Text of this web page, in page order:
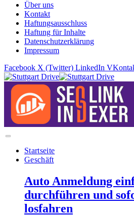
Über uns
Kontakt
Haftungsausschluss
Haftung für Inhalte
Datenschutzerklärung
Impressum
Facebook X (Twitter) LinkedIn
Startseite
Geschäft
Auto Anmeldung
durchführen und
losfahren